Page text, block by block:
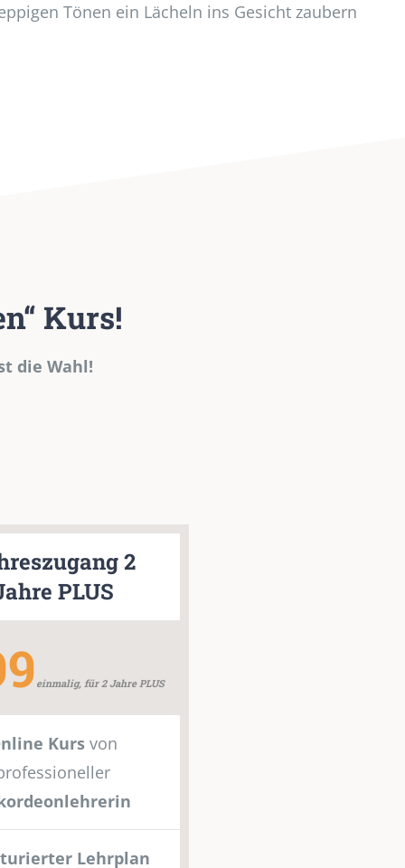
Tönen ein Lächeln ins Gesicht zaubern
Kurs!
die Wahl!
2
PLUS
einmalig, für 2 Jahre PLUS
Kurs von
Lehrplan